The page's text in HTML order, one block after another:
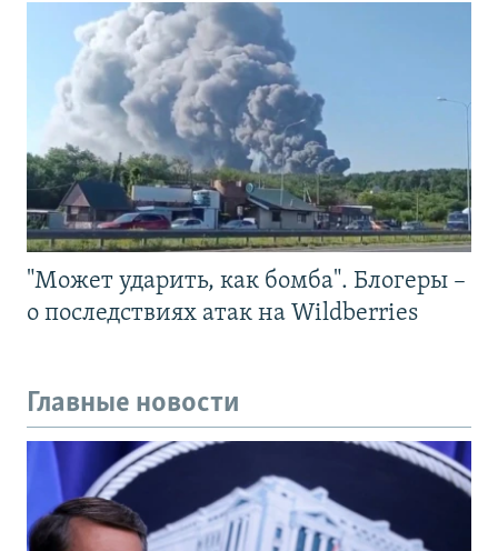
"Может ударить, как бомба". Блогеры –
о последствиях атак на Wildberries
Главные новости